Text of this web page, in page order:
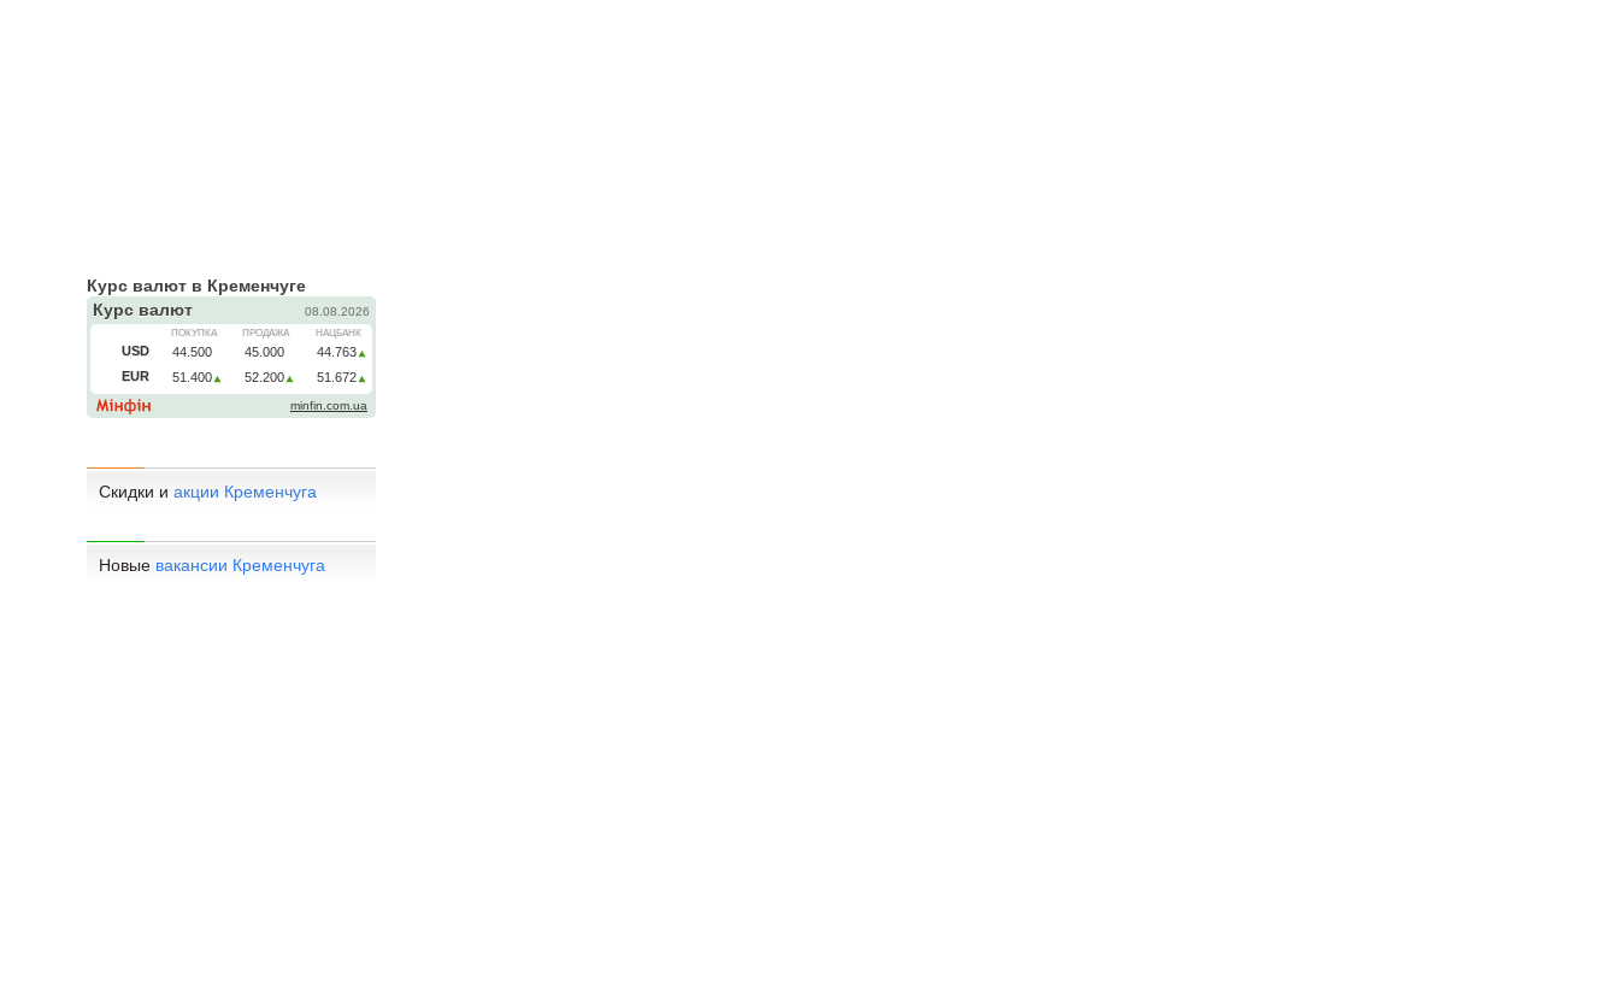
Курс валют в Кременчуге
Скидки и акции Кременчуга
Новые вакансии Кременчуга